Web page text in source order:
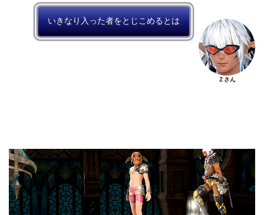
いきなり入った者をとじこめるとは
Ｚさん